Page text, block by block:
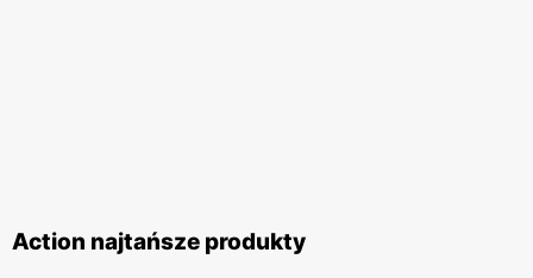
Action najtańsze produkty